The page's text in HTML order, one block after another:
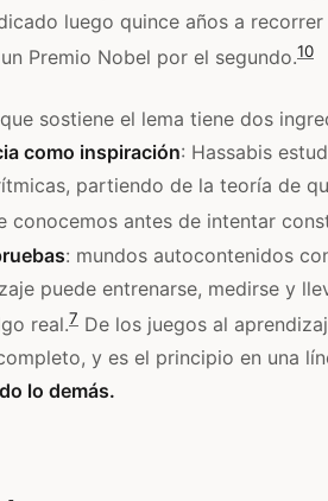
luego quince años a
Premio Nobel por el segundo.10
sostiene el lema tiene dos
como inspiración: Hassabis
partiendo de la teoría de
conocemos antes de intentar
: mundos autocontenidos
puede entrenarse, medirse y
real.7 De los juegos al
y es el principio en una
lo demás.